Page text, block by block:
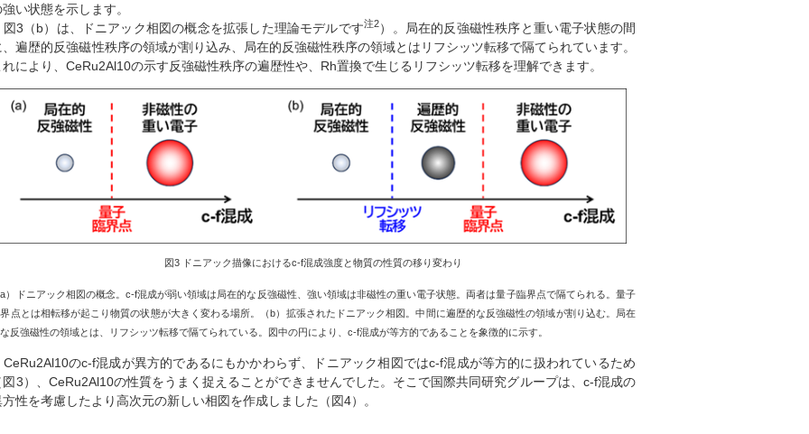
強い状態を示します。
3（b）は、ドニアック相図の概念を拡張した理論モデルです注2）。局在的反強磁性秩序と重い電子状態の間
、遍歴的反強磁性秩序の領域が割り込み、局在的反強磁性秩序の領域とはリフシッツ転移で隔てられています。
れにより、CeRu2Al10の示す反強磁性秩序の遍歴性や、Rh置換で生じるリフシッツ転移を理解できます。
図 3 ドニアック描像におけるc-f混成強度と物質の性質の移り変わり
a）ドニアック相図の概念。 c-f混成が弱い領域は局在的な反強磁性、強い領域は非磁性の重い電子状態。両者は量子臨界点で隔てられる。量子
点とは相転移が起こり物質の状態が大きく変わる場所。（ b）拡張されたドニアック相図。中間に遍歴的な反強磁性の領域が割り込む。局在
反強磁性の領域とは、リフシッツ転移で隔てられている。図中の円により、c-f混成が等方的であることを象徴的に示す。
のc-f混成が異方的であるにもかかわらず、ドニアック相図ではc-f混成が等方的に扱われているため
図3）、CeRu2Al10の性質をうまく捉えることができませんでした。そこで国際共同研究グループは、c-f混成の
方性を考慮したより高次元の新しい相図を作成しました（図4）。